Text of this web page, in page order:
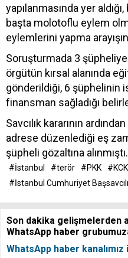
yapılanmasında yer
başta molotoflu eylem
eylemlerini yapma
Soruşturmada 3
örgütün kırsal alanında
gönderildiği, 6 şüphelinin
finansman sağladığı
Savcılık kararının
adrese düzenlediği eş
şüpheli gözaltına alınmıştı.
#İstanbul #terör #PKK #KCK
#İstanbul Cumhuriyet
Son dakika gelişmelerden
WhatsApp haber
WhatsApp haber kanalımız